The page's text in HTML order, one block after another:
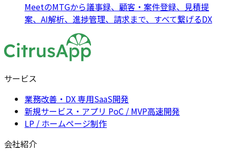
MeetのMTGから議事録、顧客・案件登録、見積提
案、AI解析、進捗管理、請求まで、すべて繋げるDX
サービス
業務改善・DX 専用SaaS開発
新規サービス・アプリ PoC / MVP高速開発
LP / ホームページ制作
会社紹介